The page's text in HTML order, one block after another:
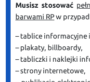
Musisz stosować
barwami RPw
– tablice informacyjne
– plakaty, billboardy,
– tabliczki i naklejki
– strony internetowe,